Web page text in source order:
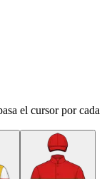
el cursor por cada